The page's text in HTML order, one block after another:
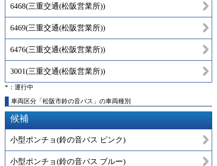
6468(三重交通(松阪営業所))
6469(三重交通(松阪営業所))
6476(三重交通(松阪営業所))
3001(三重交通(松阪営業所))
*：運行中
車両区分「松阪市鈴の音バス」の車両種別
候補
小型ポンチョ(鈴の音バス ピンク)
小型ポンチョ(鈴の音バス ブルー)